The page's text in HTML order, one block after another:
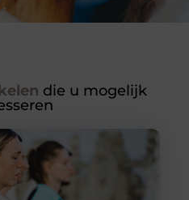
die u mogelijk